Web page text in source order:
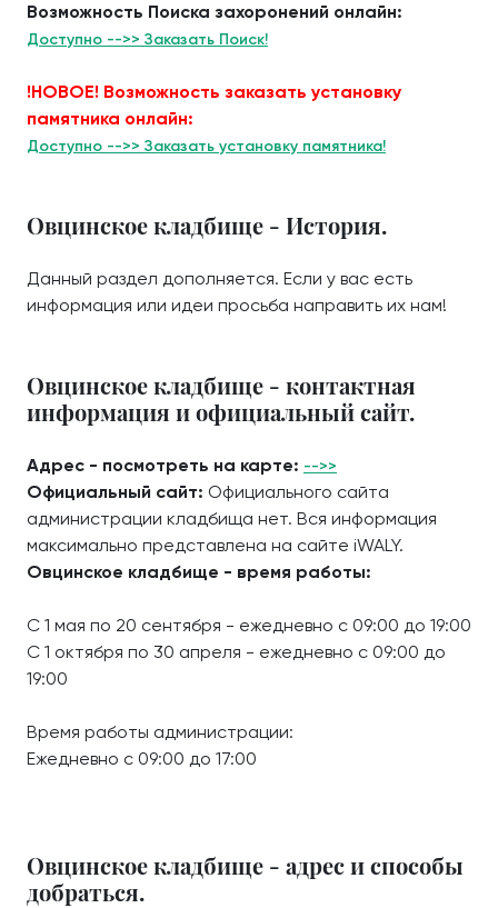
Возможность Поиска захоронений онлайн:
Доступно -->> Заказать Поиск!
!НОВОЕ! Возможность заказать установку
памятника онлайн:
Доступно -->> Заказать установку памятника!
Овцинское кладбище - История.
Данный раздел дополняется. Если у вас есть
информация или идеи просьба направить их нам!
Овцинское кладбище - контактная
информация и официальный сайт.
Адрес - посмотреть на карте: -->>
Официальный сайт: Официального сайта
администрации кладбища нет. Вся информация
максимально представлена на сайте iWALY.
Овцинское кладбище - время работы:
С 1 мая по 20 сентября - ежедневно с 09:00 до 19:00
С 1 октября по 30 апреля - ежедневно с 09:00 до
19:00
Время работы администрации:
Ежедневно с 09:00 до 17:00
Овцинское кладбище - адрес и способы
добраться.